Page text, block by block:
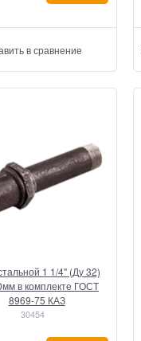
в сравнение
1 1/4" (Ду 32)
в комплекте ГОСТ
8969-75 КАЗ
30454